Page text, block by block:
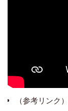
（参考リンク）